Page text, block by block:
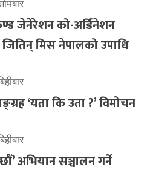
जेनेरेशन को-अर्डिनेशन
मिस नेपालको उपाधि
‘यता कि उता ?’ विमोचन
अभियान सञ्चालन गर्ने